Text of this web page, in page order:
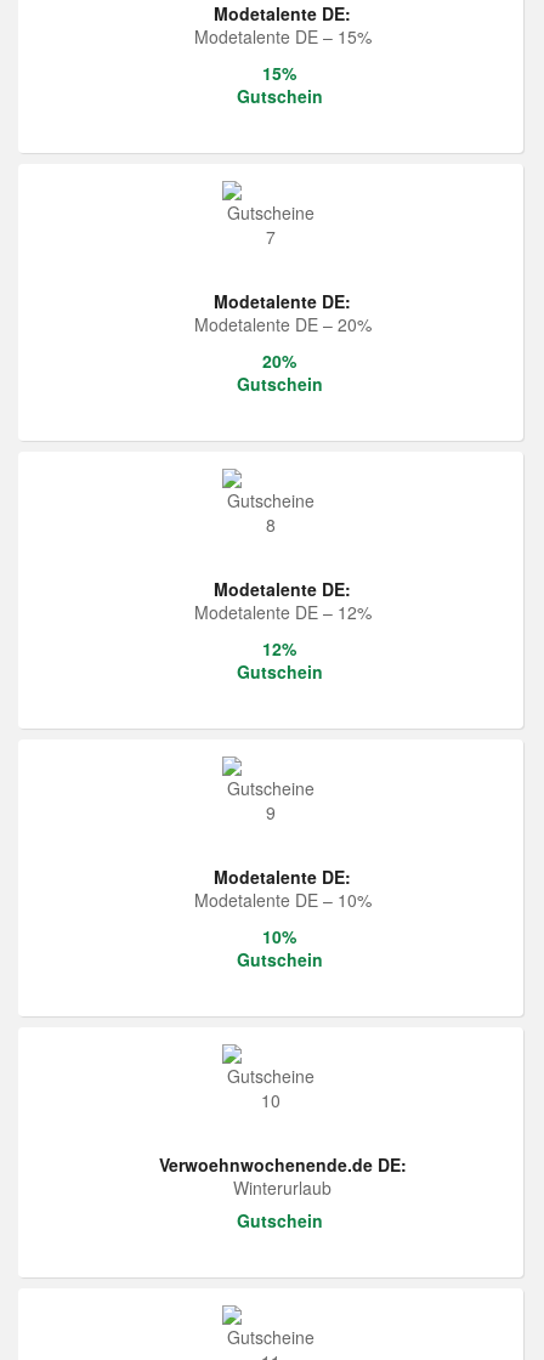
Modetalente DE:
Modetalente DE – 15%
15%
Gutschein
Modetalente DE:
Modetalente DE – 20%
20%
Gutschein
Modetalente DE:
Modetalente DE – 12%
12%
Gutschein
Modetalente DE:
Modetalente DE – 10%
10%
Gutschein
Verwoehnwochenende.de DE:
Winterurlaub
Gutschein